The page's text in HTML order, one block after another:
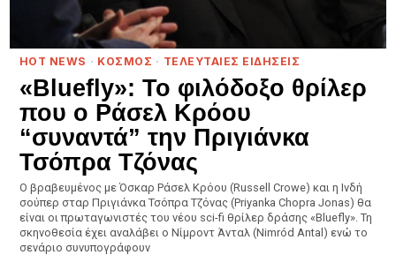
HOT NEWS · ΚΟΣΜΟΣ · ΤΕΛΕΥΤΑΙΕΣ ΕΙΔΗΣΕΙΣ
«Bluefly»: Το φιλόδοξο θρίλερ
που ο Ράσελ Κρόου
“συναντά” την Πριγιάνκα
Τσόπρα Τζόνας
Ο βραβευμένος με Όσκαρ Ράσελ Κρόου (Russell Crowe) και η Ινδή
σούπερ σταρ Πριγιάνκα Τσόπρα Τζόνας (Priyanka Chopra Jonas) θα
είναι οι πρωταγωνιστές του νέου sci-fi θρίλερ δράσης «Bluefly». Τη
σκηνοθεσία έχει αναλάβει ο Νίμροντ Άνταλ (Nimród Antal) ενώ το
σενάριο συνυπογράφουν